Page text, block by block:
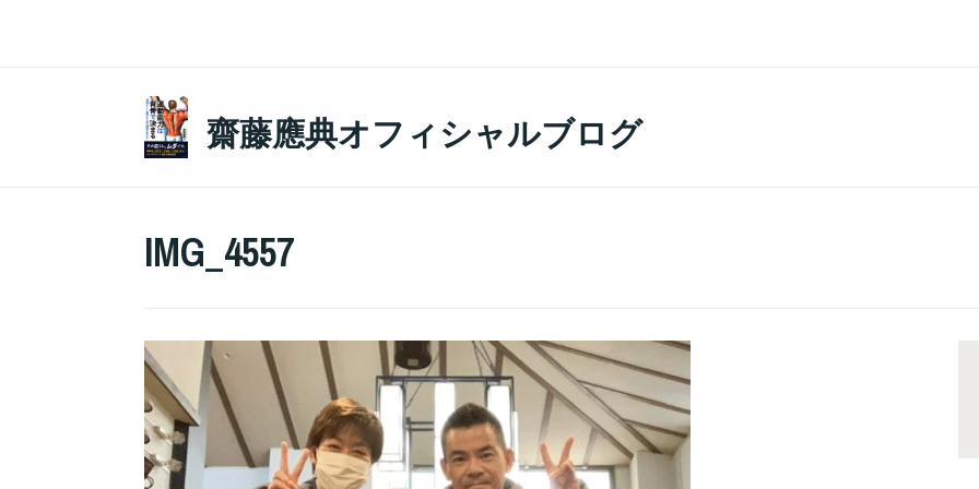
齋藤應典オフィシャルブログ
IMG_4557